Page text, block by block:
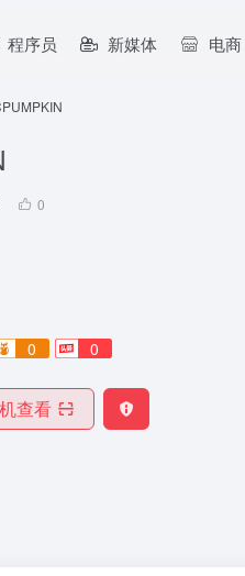
程序员 新媒体 电商
0
0 0
查看